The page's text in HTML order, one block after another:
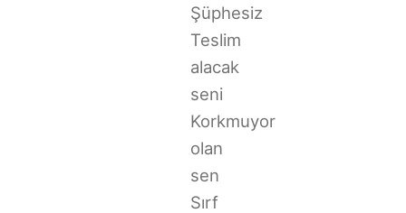
Şüphesiz
Teslim
alacak
seni
Korkmuyor
olan
sen
Sırf